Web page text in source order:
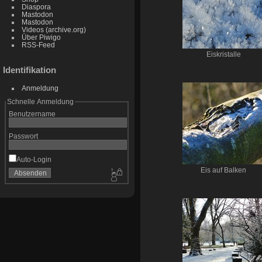
Diaspora
Mastodon
Mastodon
Videos (archive.org)
Über Piwigo
RSS-Feed
Identifikation
Anmeldung
Schnelle Anmeldung
Benutzername
Passwort
Auto-Login
Eiskristalle
Eis auf Balken